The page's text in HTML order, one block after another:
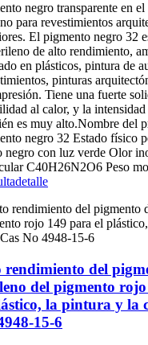
negro transparente en
para revestimientos
El pigmento negro 32
de alto rendimiento,
en plásticos, pintura de
pinturas
Tiene una fuerte
al calor, y la
es muy alto.Nombre del
negro 32 Estado físico
negro con luz verde Olor
C40H26N2O6 Peso
detalle
rendimiento del
del pigmento
la pintura y la
15-6